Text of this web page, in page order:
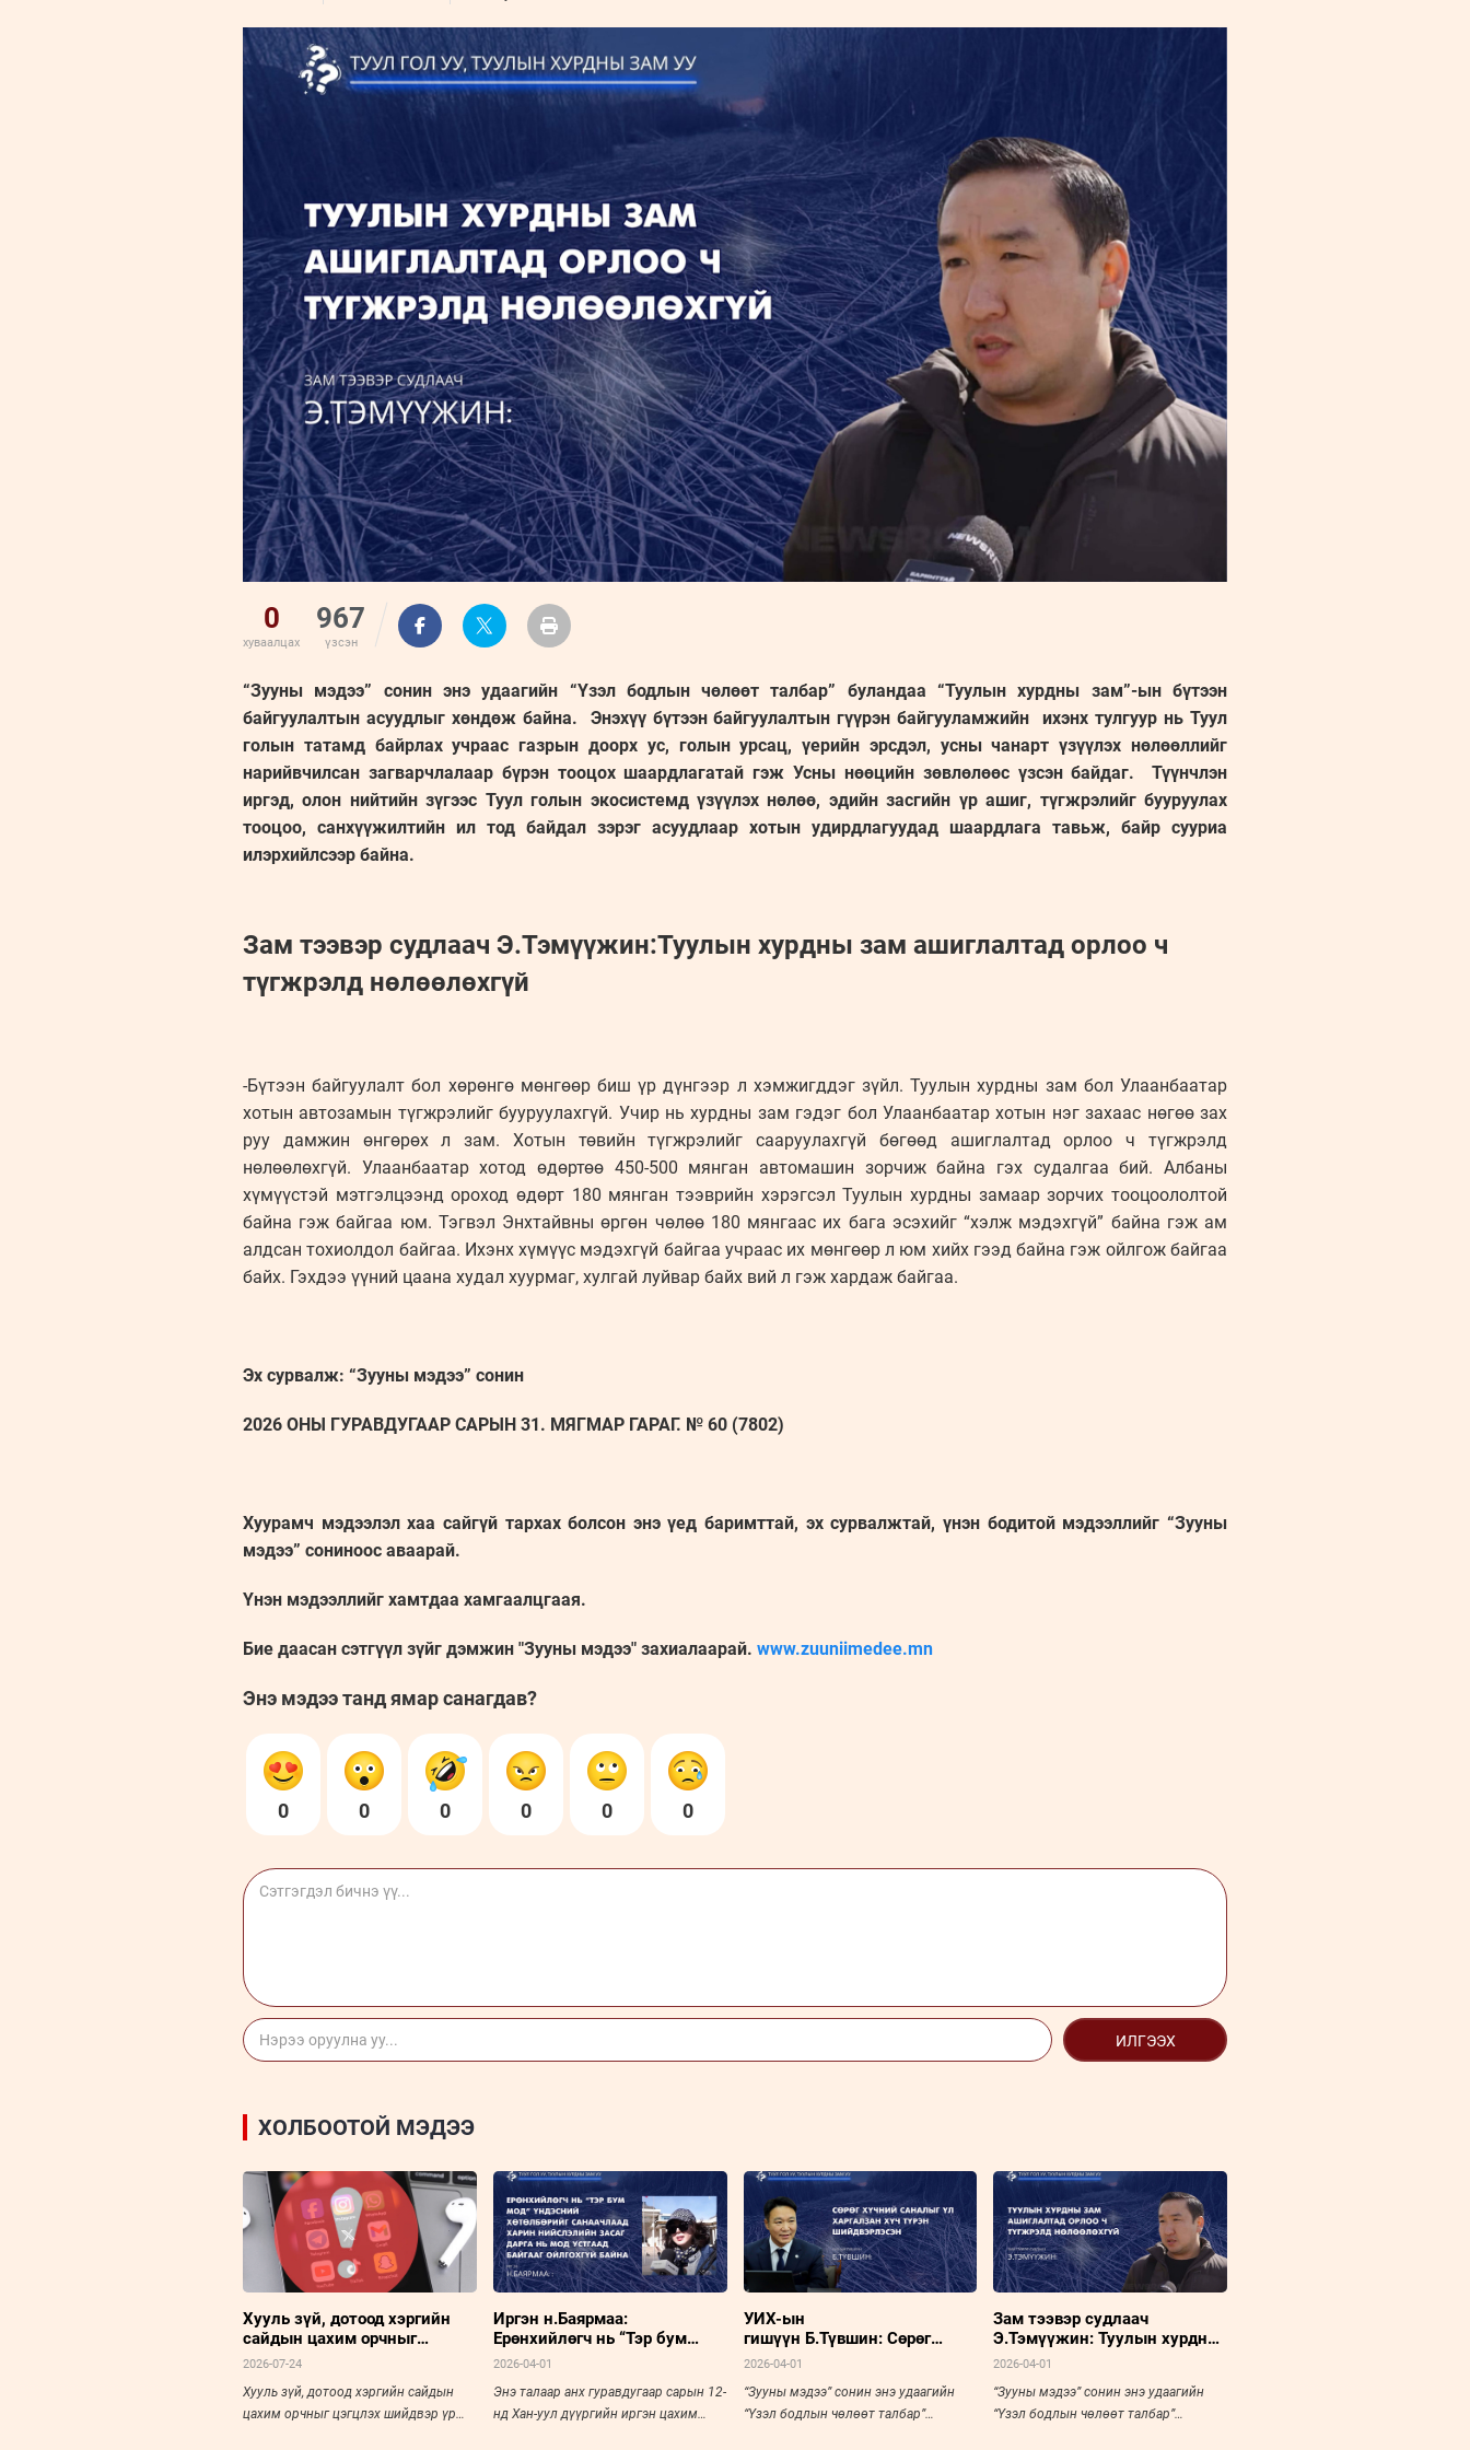
0
хуваалцах
967
үзсэн
“Зууны мэдээ” сонин энэ удаагийн “Үзэл бодлын чөлөөт талбар” буландаа “Туулын хурдны зам”-ын бүтээн
байгуулалтын асуудлыг хөндөж байна. Энэхүү бүтээн байгуулалтын гүүрэн байгууламжийн ихэнх тулгуур нь Туул
голын татамд байрлах учраас газрын доорх ус, голын урсац, үерийн эрсдэл, усны чанарт үзүүлэх нөлөөллийг
нарийвчилсан загварчлалаар бүрэн тооцох шаардлагатай гэж Усны нөөцийн зөвлөлөөс үзсэн байдаг. Түүнчлэн
иргэд, олон нийтийн зүгээс Туул голын экосистемд үзүүлэх нөлөө, эдийн засгийн үр ашиг, түгжрэлийг бууруулах
тооцоо, санхүүжилтийн ил тод байдал зэрэг асуудлаар хотын удирдлагуудад шаардлага тавьж, байр сууриа
илэрхийлсээр байна.
Зам тээвэр судлаач Э.Тэмүүжин:Туулын хурдны зам ашиглалтад орлоо ч
түгжрэлд нөлөөлөхгүй
-Бүтээн байгуулалт бол хөрөнгө мөнгөөр биш үр дүнгээр л хэмжигддэг зүйл. Туулын хурдны зам бол Улаанбаатар
хотын автозамын түгжрэлийг бууруулахгүй. Учир нь хурдны зам гэдэг бол Улаанбаатар хотын нэг захаас нөгөө зах
руу дамжин өнгөрөх л зам. Хотын төвийн түгжрэлийг сааруулахгүй бөгөөд ашиглалтад орлоо ч түгжрэлд
нөлөөлөхгүй. Улаанбаатар хотод өдөртөө 450-500 мянган автомашин зорчиж байна гэх судалгаа бий. Албаны
хүмүүстэй мэтгэлцээнд ороход өдөрт 180 мянган тээврийн хэрэгсэл Туулын хурдны замаар зорчих тооцоололтой
байна гэж байгаа юм. Тэгвэл Энхтайвны өргөн чөлөө 180 мянгаас их бага эсэхийг “хэлж мэдэхгүй” байна гэж ам
алдсан тохиолдол байгаа. Ихэнх хүмүүс мэдэхгүй байгаа учраас их мөнгөөр л юм хийх гээд байна гэж ойлгож байгаа
байх. Гэхдээ үүний цаана худал хуурмаг, хулгай луйвар байх вий л гэж хардаж байгаа.
Эх сурвалж: “Зууны мэдээ” сонин
2026 ОНЫ ГУРАВДУГААР САРЫН 31. МЯГМАР ГАРАГ. № 60 (7802)
Хуурамч мэдээлэл хаа сайгүй тархах болсон энэ үед баримттай, эх сурвалжтай, үнэн бодитой мэдээллийг “Зууны
мэдээ” сониноос аваарай.
Үнэн мэдээллийг хамтдаа хамгаалцгаая.
Бие даасан сэтгүүл зүйг дэмжин "Зууны мэдээ" захиалаарай. www.zuuniimedee.mn
Энэ мэдээ танд ямар санагдав?
0 0 0 0 0 0
ИЛГЭЭХ
ХОЛБООТОЙ МЭДЭЭ
Хууль зүй, дотоод хэргийн
сайдын цахим орчныг
цэгцлэх шийдвэр үр дүн
2026-07-24
Хууль зүй, дотоод хэргийн сайдын
цахим орчныг цэгцлэх шийдвэр үр
Иргэн н.Баярмаа:
Ерөнхийлөгч нь “Тэр бум
мод” үндэсний хөтөлбөрийг
Нийслэлийн Засаг дарга нь
мод устгаад байгааг
2026-04-01
Энэ талаар анх гуравдугаар сарын 12-
нд Хан-уул дүүргийн иргэн цахим
УИХ-ын
гишүүн Б.Түвшин: Сөрөг
хүчний саналыг үл харгалзан
2026-04-01
“Зууны мэдээ” сонин энэ удаагийн
“Үзэл бодлын чөлөөт талбар”
Зам тээвэр судлаач
Э.Тэмүүжин: Туулын хурдны
зам ашиглалтад орлоо ч
2026-04-01
“Зууны мэдээ” сонин энэ удаагийн
“Үзэл бодлын чөлөөт талбар”